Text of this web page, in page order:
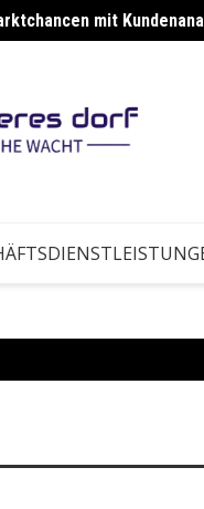
mit
an neue